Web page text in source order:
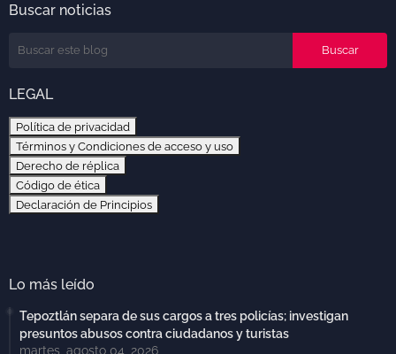
Buscar noticias
LEGAL
Política de privacidad
Términos y Condiciones de acceso y uso
Derecho de réplica
Código de ética
Declaración de Principios
Lo más leído
Tepoztlán separa de sus cargos a tres policías; investigan
presuntos abusos contra ciudadanos y turistas
martes, agosto 04, 2026